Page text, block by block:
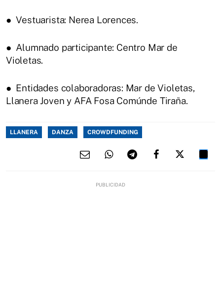
● Vestuarista: Nerea Lorences.
● Alumnado participante: Centro Mar de
Violetas.
● Entidades colaboradoras: Mar de Violetas,
Llanera Joven y AFA Fosa Comúnde Tiraña.
LLANERA DANZA CROWDFUNDING